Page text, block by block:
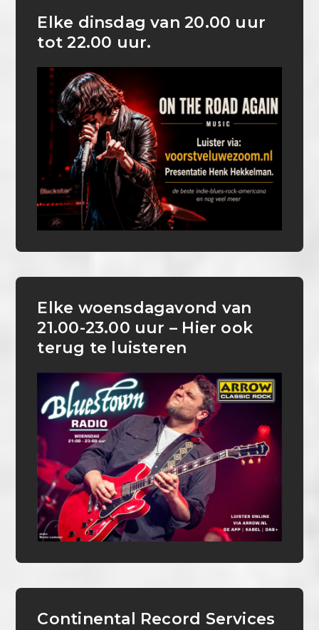
Elke dinsdag van 20.00 uur
tot 22.00 uur.
Elke woensdagavond van
21.00-23.00 uur – Hier ook
terug te luisteren
Continental Record Services